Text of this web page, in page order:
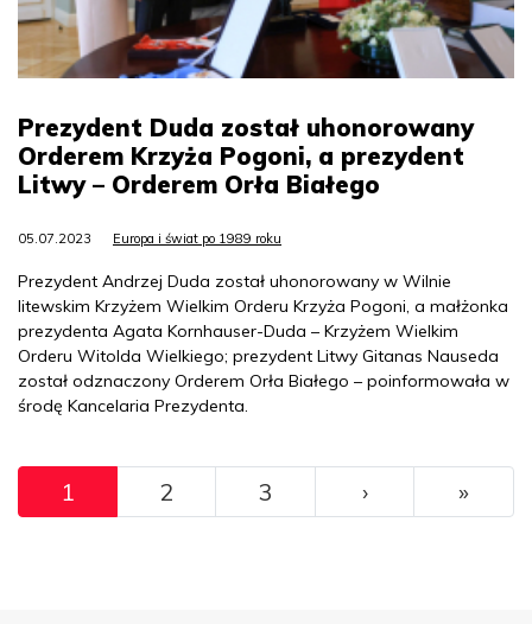
Prezydent Duda został uhonorowany
Orderem Krzyża Pogoni, a prezydent
Litwy – Orderem Orła Białego
05.07.2023 Europa i świat po 1989 roku
Prezydent Andrzej Duda został uhonorowany w Wilnie
litewskim Krzyżem Wielkim Orderu Krzyża Pogoni, a małżonka
prezydenta Agata Kornhauser-Duda – Krzyżem Wielkim
Orderu Witolda Wielkiego; prezydent Litwy Gitanas Nauseda
został odznaczony Orderem Orła Białego – poinformowała w
środę Kancelaria Prezydenta.
Pagination
1 2 3 ››› »